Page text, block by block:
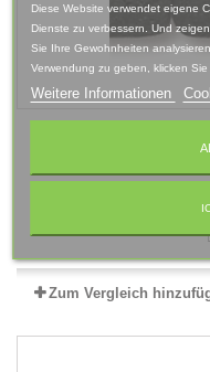
Zum Vergleich
Diese Website verwendet eigene
Dienste zu verbessern. Und
Sie Ihre Gewohnheiten
Verwendung zu geben, klicken
Weitere Informationen